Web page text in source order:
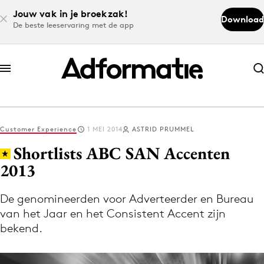
Jouw vak in je broekzak!
De beste leeservaring met de app
Download
Abonneer nu
Abonneer nu
Log in
Volg het laatste nieuws via de Adformatie
Nieuws app
Customer Experience 1 MEI 2014 ASTRID PRUMMEL
Shortlists ABC SAN Accenten
2013
De genomineerden voor Adverteerder en Bureau
van het Jaar en het Consistent Accent zijn
bekend.